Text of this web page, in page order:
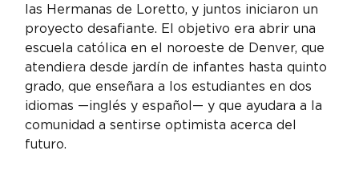
las Hermanas de Loretto, y juntos iniciaron un
proyecto desafiante. El objetivo era abrir una
escuela católica en el noroeste de Denver, que
atendiera desde jardín de infantes hasta quinto
grado, que enseñara a los estudiantes en dos
idiomas —inglés y español— y que ayudara a la
comunidad a sentirse optimista acerca del
futuro.